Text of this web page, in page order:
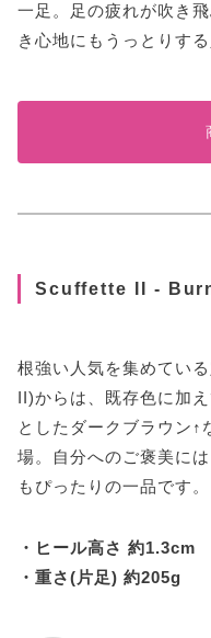
一足。足の疲れが吹き
き心地にもうっとりす
Scuffette II -
根強い人気を集めてい
II)からは、既存色に加
としたダークブラウン↑
場。自分へのご褒美に
もぴったりの一品です。
・ヒール高さ 約1.3cm
・重さ(片足) 約205g